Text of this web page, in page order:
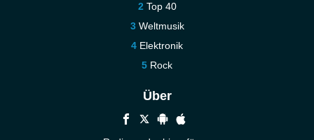
Top 40
Weltmusik
Elektronik
Rock
Über